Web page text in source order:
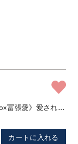
冨張愛》愛されク
ンピース｜レース
カートに入れる